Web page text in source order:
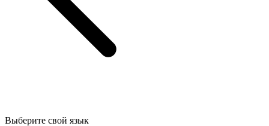
Выберите свой язык